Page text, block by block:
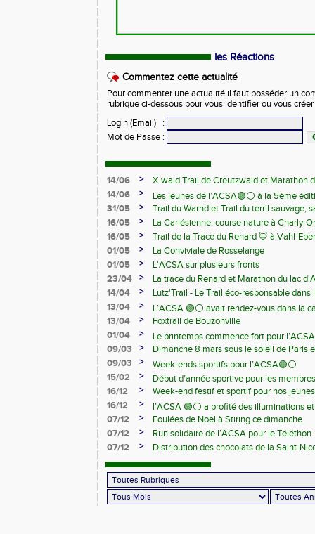
les Réactions
Commentez cette actualité
Pour commenter une actualité il faut posséder un
rubrique ci-dessous pour vous identifier ou vous
Login (Email)
:
Mot de Passe :
14/06 >
X-wald Trail de Creutzwald et Marathon
14/06
>
Les jeunes de l’ACSA🟢⚪️ à la 5ème
Samedi 13 juin
31/05 >
Trail du Warnd et Trail du terril sauvage,
16/05
>
La Carlésienne, course nature à Charly-
16/05
>
Trail de la Trace du Renard 🦊 à Vahl-
01/05
>
La Conviviale de Rosselange
01/05
>
L'ACSA sur plusieurs fronts
23/04
>
La trace du Renard et Marathon du lac
14/04
>
Lutz'Trail - Le Trail éco-responsable dans
13/04
>
L’ACSA 🟢⚪️ avait rendez-vous dans la
13/04
>
Foxtrail de Bouzonville
01/04
>
Le printemps commence fort pour
09/03
>
Dimanche 8 mars sous le soleil de Paris
09/03
>
Week-ends sportifs pour l’ACSA🟢⚪️
15/02
>
Début d’année sportive pour les
16/12
>
Week-end festif et sportif pour nos
16/12
>
l’ACSA 🟢⚪️ a profité des illuminations
07/12
>
Foulées de Noël à Stiring ce dimanche
07/12
>
Run solidaire de l’ACSA pour le Téléthon
07/12
> Distribution des chocolats de la Saint-